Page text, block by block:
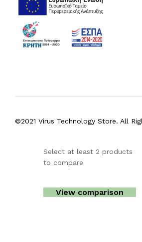
©2021 Virus Technology Store. All
Select at least 2 products
to compare
View comparison